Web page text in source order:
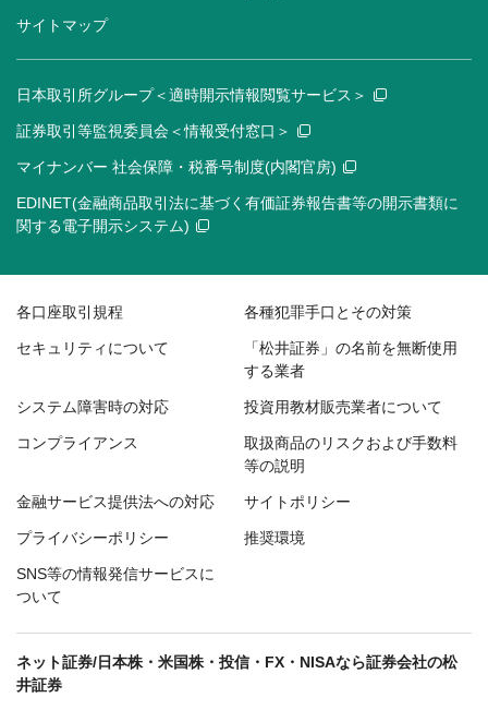
サイトマップ
日本取引所グループ＜適時開示情報閲覧サービス＞
証券取引等監視委員会＜情報受付窓口＞
マイナンバー 社会保障・税番号制度(内閣官房)
EDINET(金融商品取引法に基づく有価証券報告書等の開示書類に
関する電子開示システム)
各口座取引規程 各種犯罪手口とその対策
セキュリティについて
「松井証券」の名前を無断使用
する業者
システム障害時の対応 投資用教材販売業者について
コンプライアンス
取扱商品のリスクおよび手数料
等の説明
金融サービス提供法への対応 サイトポリシー
プライバシーポリシー 推奨環境
SNS等の情報発信サービスに
ついて
ネット証券/日本株・米国株・投信・FX・NISAなら証券会社の松
井証券